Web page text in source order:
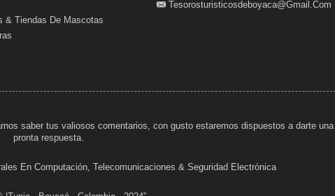
& Tiendas De Mascotas
Tesorosturisticosdeboyaca@gmail.com
saber tus valiosos comentarios, con gusto estaremos dispuestos a darte una
pronta respuesta.
En Computación, Telecomunicaciones & Seguridad Electrónica